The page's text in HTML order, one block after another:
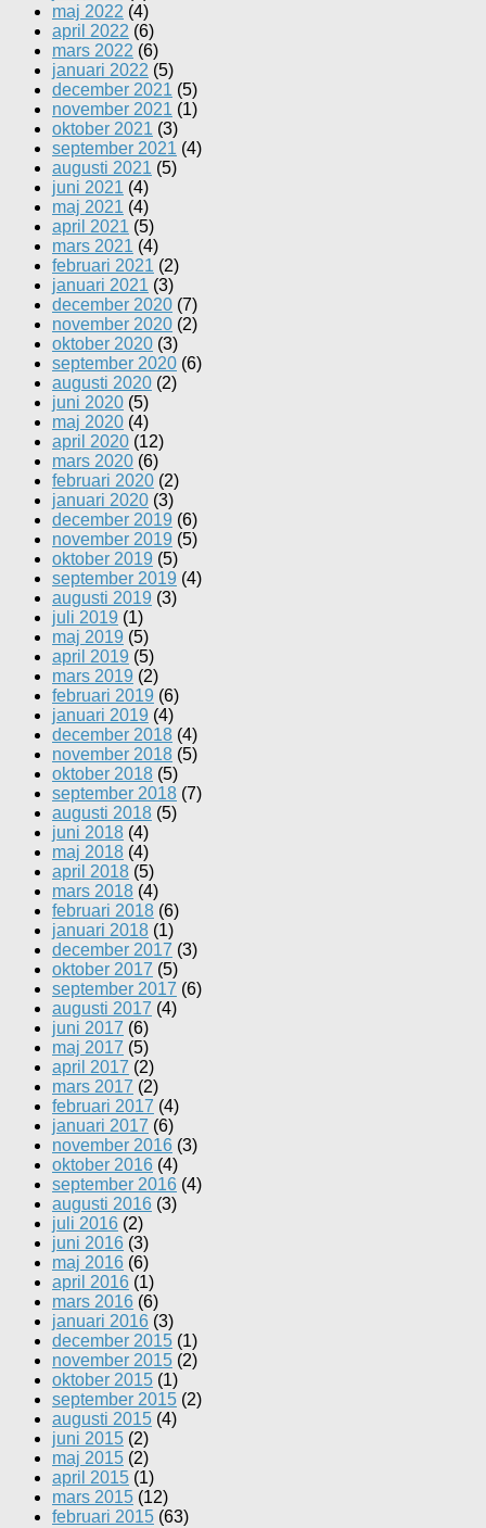
maj 2022 (4)
april 2022 (6)
mars 2022 (6)
januari 2022 (5)
december 2021 (5)
november 2021 (1)
oktober 2021 (3)
september 2021 (4)
augusti 2021 (5)
juni 2021 (4)
maj 2021 (4)
april 2021 (5)
mars 2021 (4)
februari 2021 (2)
januari 2021 (3)
december 2020 (7)
november 2020 (2)
oktober 2020 (3)
september 2020 (6)
augusti 2020 (2)
juni 2020 (5)
maj 2020 (4)
april 2020 (12)
mars 2020 (6)
februari 2020 (2)
januari 2020 (3)
december 2019 (6)
november 2019 (5)
oktober 2019 (5)
september 2019 (4)
augusti 2019 (3)
juli 2019 (1)
maj 2019 (5)
april 2019 (5)
mars 2019 (2)
februari 2019 (6)
januari 2019 (4)
december 2018 (4)
november 2018 (5)
oktober 2018 (5)
september 2018 (7)
augusti 2018 (5)
juni 2018 (4)
maj 2018 (4)
april 2018 (5)
mars 2018 (4)
februari 2018 (6)
januari 2018 (1)
december 2017 (3)
oktober 2017 (5)
september 2017 (6)
augusti 2017 (4)
juni 2017 (6)
maj 2017 (5)
april 2017 (2)
mars 2017 (2)
februari 2017 (4)
januari 2017 (6)
november 2016 (3)
oktober 2016 (4)
september 2016 (4)
augusti 2016 (3)
juli 2016 (2)
juni 2016 (3)
maj 2016 (6)
april 2016 (1)
mars 2016 (6)
januari 2016 (3)
december 2015 (1)
november 2015 (2)
oktober 2015 (1)
september 2015 (2)
augusti 2015 (4)
juni 2015 (2)
maj 2015 (2)
april 2015 (1)
mars 2015 (12)
februari 2015 (63)